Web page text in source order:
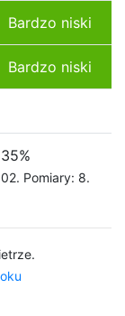
Bardzo niski
Bardzo niski
Pomiary: 8.